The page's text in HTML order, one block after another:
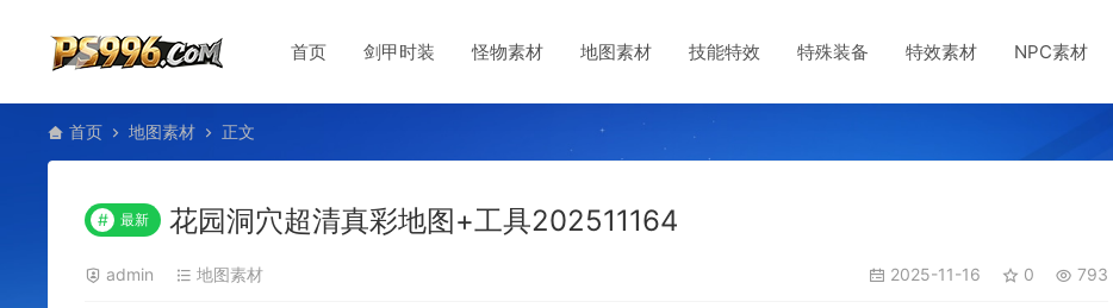
首页 剑甲时装 怪物素材 地图素材 技能特效 特殊装备 特效素材 NPC素材
首页 地图素材 正文
# 最新 花园洞穴超清真彩地图+工具202511164
admin 地图素材 2025-11-16 0 793